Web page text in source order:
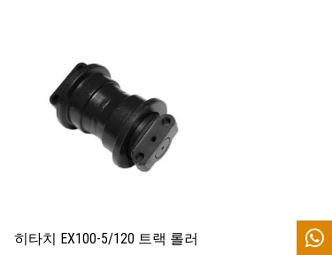
히타치 EX100-5/120 트랙 롤러